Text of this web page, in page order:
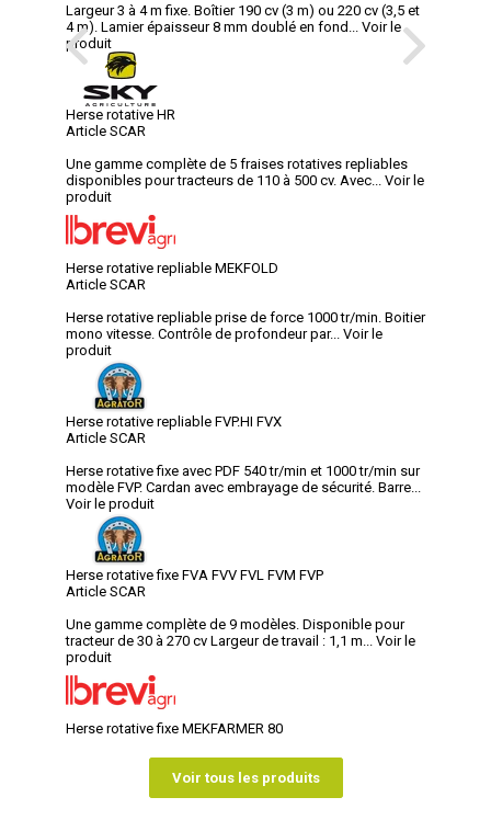
Largeur 3 à 4 m fixe. Boîtier 190 cv (3 m) ou 220 cv (3,5 et
4 m). Lamier épaisseur 8 mm doublé en fond...
Voir le
produit
Herse rotative HR
Article SCAR
Une gamme complète de 5 fraises rotatives repliables
disponibles pour tracteurs de 110 à 500 cv. Avec...
Voir le
produit
Herse rotative repliable MEKFOLD
Article SCAR
Herse rotative repliable prise de force 1000 tr/min. Boitier
mono vitesse. Contrôle de profondeur par...
Voir le
produit
Herse rotative repliable FVP.HI FVX
Article SCAR
Herse rotative fixe avec PDF 540 tr/min et 1000 tr/min sur
modèle FVP. Cardan avec embrayage de sécurité. Barre...
Voir le produit
Herse rotative fixe FVA FVV FVL FVM FVP
Article SCAR
Une gamme complète de 9 modèles. Disponible pour
tracteur de 30 à 270 cv Largeur de travail : 1,1 m...
Voir le
produit
Herse rotative fixe MEKFARMER 80
Voir tous les produits